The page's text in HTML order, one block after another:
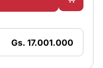
Gs. 17.001.000